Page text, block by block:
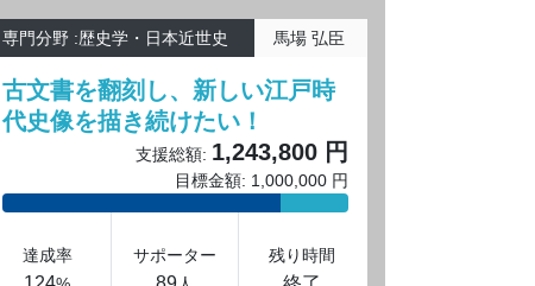
専門分野 :歴史学・日本近世史 馬場 弘臣
古文書を翻刻し、新しい江戸時
代史像を描き続けたい！
支援総額: 1,243,800 円
目標金額: 1,000,000 円
達成率 サポーター 残り時間